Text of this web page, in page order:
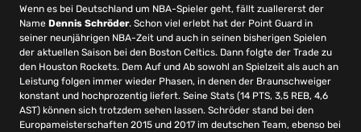
Wenn es bei Deutschland um NBA-Spieler geht, fällt zuallererst der
Name Dennis Schröder. Schon viel erlebt hat der Point Guard in
seiner neunjährigen NBA-Zeit und auch in seinen bisherigen Spielen
der aktuellen Saison bei den Boston Celtics. Dann folgte der Trade zu
den Houston Rockets. Dem Auf und Ab sowohl an Spielzeit als auch an
Leistung folgen immer wieder Phasen, in denen der Braunschweiger
konstant und hochprozentig liefert. Seine Stats (14 PTS, 3,5 REB, 4,6
AST) können sich trotzdem sehen lassen. Schröder stand bei den
Europameisterschaften 2015 und 2017 im deutschen Team, ebenso bei